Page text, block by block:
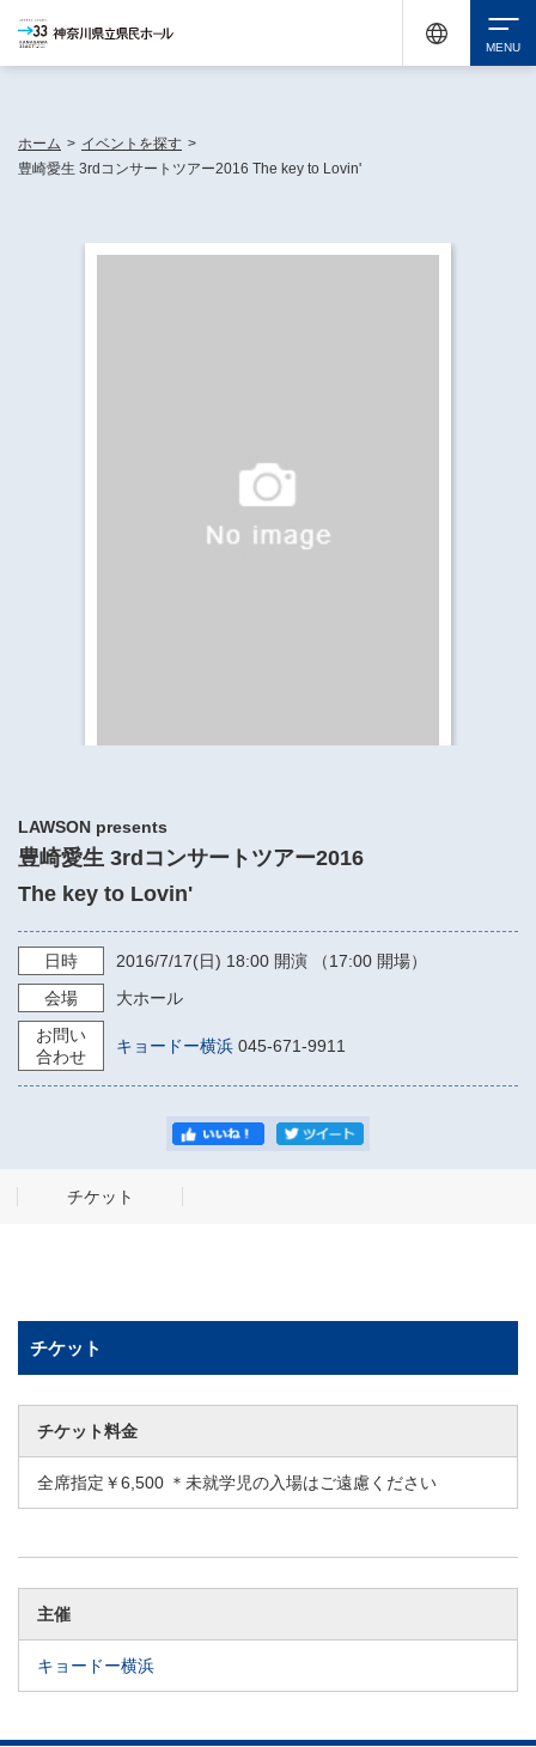
ホーム > イベントを探す >
豊崎愛生 3rdコンサートツアー2016 The key to Lovin'
LAWSON presents
豊崎愛生 3rdコンサートツアー2016
The key to Lovin'
日時 2016/7/17(日) 18:00 開演 （17:00 開場）
会場
大ホール
お問い
合わせ
キョードー横浜 045-671-9911
チケット
チケット
チケット料金
全席指定￥6,500 ＊未就学児の入場はご遠慮ください
主催
キョードー横浜